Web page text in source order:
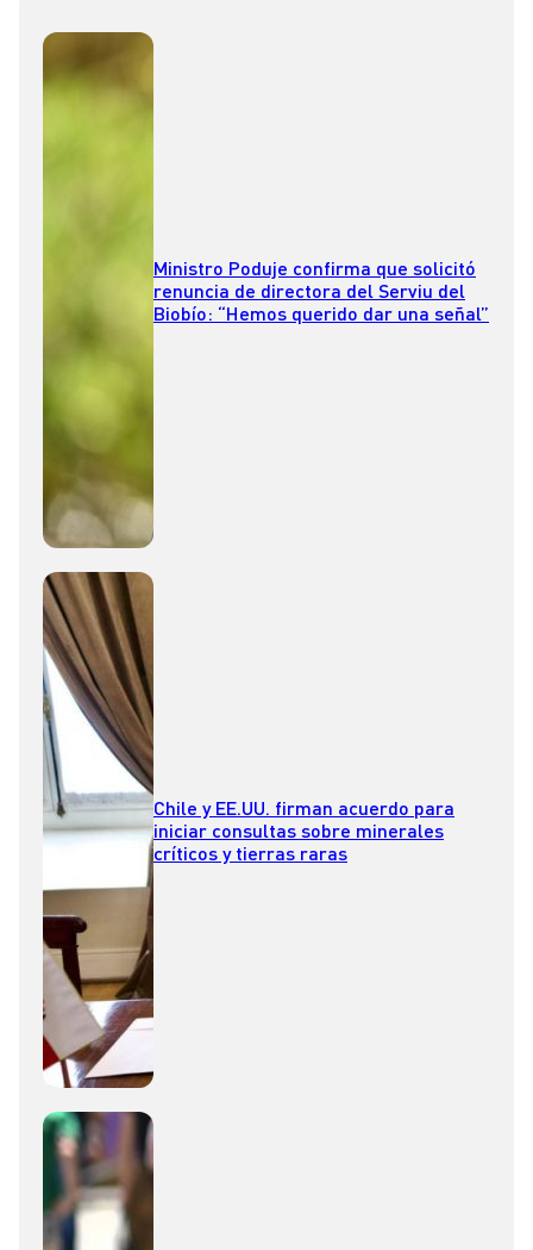
Ministro Poduje confirma que solicitó
renuncia de directora del Serviu del
Biobío: “Hemos querido dar una señal”
Chile y EE.UU. firman acuerdo para
iniciar consultas sobre minerales
críticos y tierras raras